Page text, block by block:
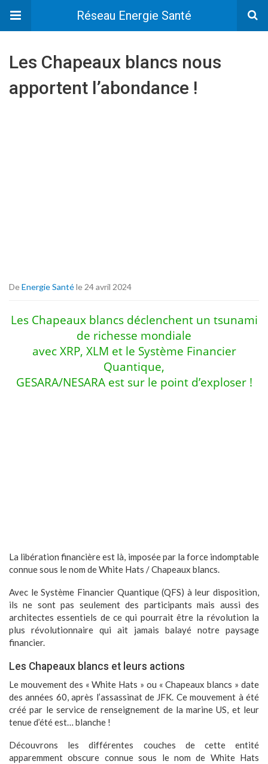
Réseau Energie Santé
Les Chapeaux blancs nous
apportent l’abondance !
DeEnergie Santéle 24 avril 2024
Les Chapeaux blancs déclenchent un tsunami
de richesse mondiale
avec XRP, XLM et le Système Financier
Quantique,
GESARA/NESARA est sur le point d’exploser !
La libération financière est là, imposée par la force indomptable
connue sous le nom de White Hats / Chapeaux blancs.
Avec le Système Financier Quantique (QFS) à leur disposition,
ils ne sont pas seulement des participants mais aussi des
architectes essentiels de ce qui pourrait être la révolution la
plus révolutionnaire qui ait jamais balayé notre paysage
financier.
Les Chapeaux blancs et leurs actions
Le mouvement des « White Hats » ou « Chapeaux blancs » date
des années 60, après l’assassinat de JFK. Ce mouvement à été
créé par le service de renseignement de la marine US, et leur
tenue d’été est… blanche !
Découvrons les différentes couches de cette entité
apparemment obscure connue sous le nom de White Hats